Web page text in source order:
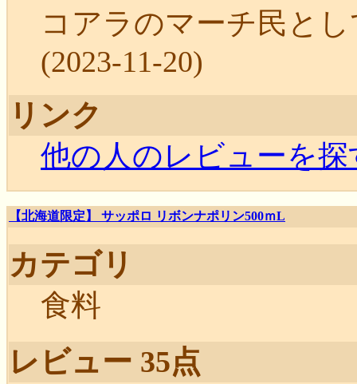
コアラのマーチ民と
(2023-11-20)
リンク
他の人のレビューを探
【北海道限定】 サッポロ リボンナポリン500ｍL
カテゴリ
食料
レビュー 35点